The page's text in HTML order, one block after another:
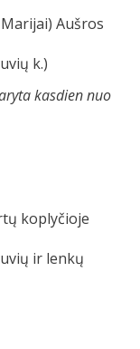
Marijai) Aušros
k.)
kasdien nuo
koplyčioje
ir lenkų